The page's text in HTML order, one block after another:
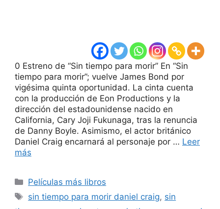
0 Estreno de “Sin tiempo para morir” En “Sin
tiempo para morir”; vuelve James Bond por
vigésima quinta oportunidad. La cinta cuenta
con la producción de Eon Productions y la
dirección del estadounidense nacido en
California, Cary Joji Fukunaga, tras la renuncia
de Danny Boyle. Asimismo, el actor británico
Daniel Craig encarnará al personaje por … Leer
más
Categorías
Películas más libros
Etiquetas
sin tiempo para morir daniel craig, sin